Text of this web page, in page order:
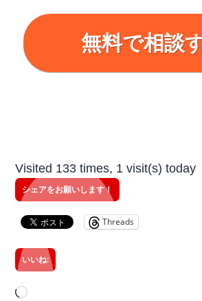
無料で相談
Visited 133 times, 1 visit(s) today
シェアをお願いします！
Threads
いいね:
読